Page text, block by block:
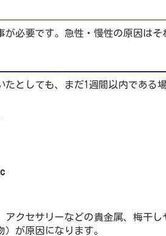
必要です。急性・慢性の原因は
としても、まだ1週間以内である
クセサリーなどの貴金属、梅干
が原因になります。